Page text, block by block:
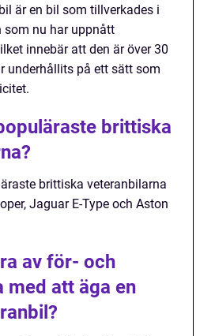
är en bil som tillverkades i
som nu har uppnått
innebär att den är över 30
underhållits på ett sätt som
brittiska
brittiska veteranbilarna
Jaguar E-Type och Aston
av för- och
med att äga en